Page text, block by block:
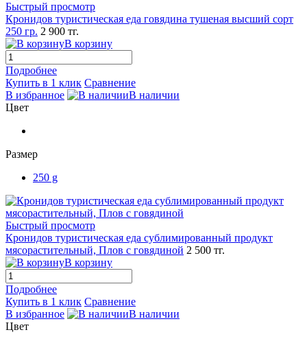
Быстрый просмотр
Кронидов туристическая еда говядина тушеная высший сорт
250 гр. 2 900 тг.
В корзину
Подробнее
Купить в 1 клик Сравнение
В избранное
В наличии
Цвет
Размер
250 g
Быстрый просмотр
Кронидов туристическая еда сублимированный продукт
мясорастительный, Плов с говядиной 2 500 тг.
В корзину
Подробнее
Купить в 1 клик Сравнение
В избранное
В наличии
Цвет